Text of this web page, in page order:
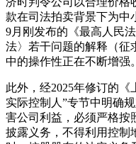
款在司法拍卖背景下为中
9月刚发布的《最高人民
法〉若干问题的解释（征
中的操作性正在不断增强。
此外，经2025年修订的
实际控制人”专节中明确
害公司利益，必须严格按
披露义务，不得利用控制